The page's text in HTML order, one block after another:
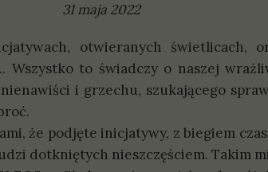
31 maja 2022
otwieranych świetlicach,
Wszystko to świadczy o naszej
i grzechu, szukającego
że podjęte inicjatywy, z biegiem
dotkniętych nieszczęściem. Takim